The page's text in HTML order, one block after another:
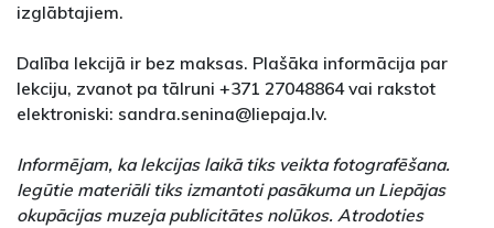
izglābtajiem.
Dalība lekcijā ir bez maksas. Plašāka informācija par
lekciju, zvanot pa tālruni +371 27048864 vai rakstot
elektroniski: sandra.senina@liepaja.lv.
Informējam, ka lekcijas laikā tiks veikta fotografēšana.
Iegūtie materiāli tiks izmantoti pasākuma un Liepājas
okupācijas muzeja publicitātes nolūkos. Atrodoties